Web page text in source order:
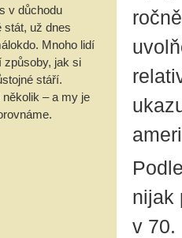
v důchodu
stát, už dnes
Mnoho lidí
způsoby, jak si
stáří.
– a my je
nijak
v 70.